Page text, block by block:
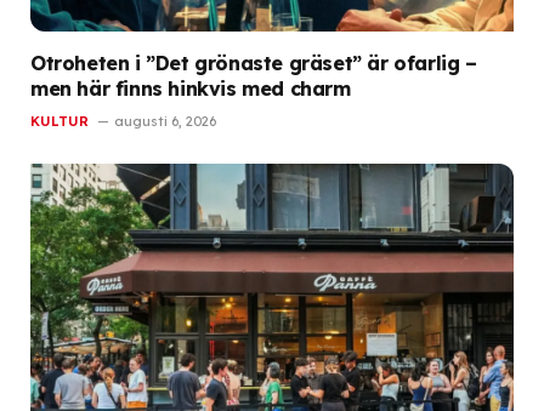
Otroheten i ”Det grönaste gräset” är ofarlig –
men här finns hinkvis med charm
KULTUR augusti 6, 2026